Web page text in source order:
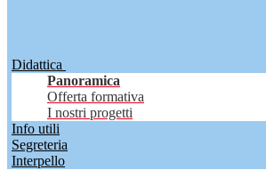
Didattica
Panoramica
Offerta formativa
I nostri progetti
Info utili
Segreteria
Interpello